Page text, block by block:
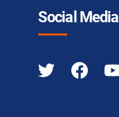
Social Media